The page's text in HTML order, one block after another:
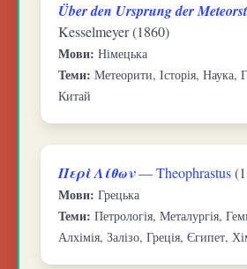
Über den Ursprung der
Kesselmeyer (1860)
Мови: Німецька
Теми: Метеорити, Історія, Наука,
Китай
Περὶ Λίθων—Theophrastus
Мови: Грецька
Теми: Петрологія, Металургія,
Алхімія, Залізо, Греція, Єгипет,